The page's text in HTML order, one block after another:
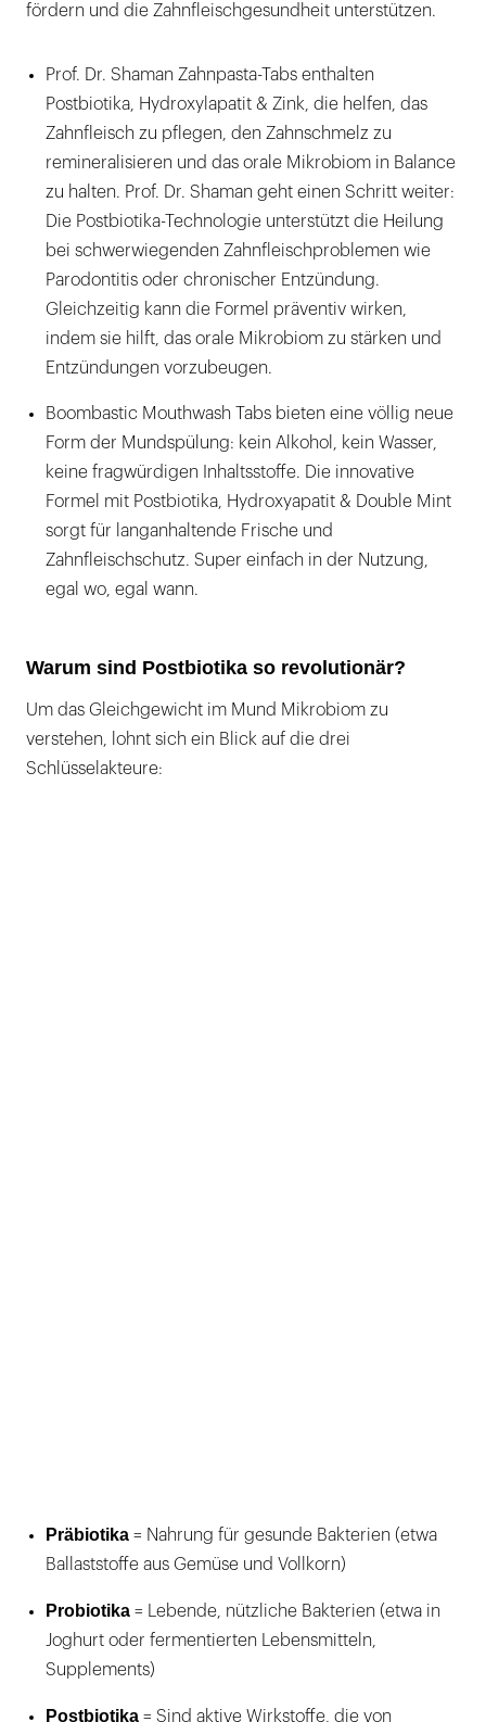
fördern und die Zahnfleischgesundheit unterstützen.
Prof. Dr. Shaman Zahnpasta-Tabs enthalten
Postbiotika, Hydroxylapatit & Zink, die helfen, das
Zahnfleisch zu pflegen, den Zahnschmelz zu
remineralisieren und das orale Mikrobiom in Balance
zu halten. Prof. Dr. Shaman geht einen Schritt weiter:
Die Postbiotika-Technologie unterstützt die Heilung
bei schwerwiegenden Zahnfleischproblemen wie
Parodontitis oder chronischer Entzündung.
Gleichzeitig kann die Formel präventiv wirken,
indem sie hilft, das orale Mikrobiom zu stärken und
Entzündungen vorzubeugen.
Boombastic Mouthwash Tabs bieten eine völlig neue
Form der Mundspülung: kein Alkohol, kein Wasser,
keine fragwürdigen Inhaltsstoffe. Die innovative
Formel mit Postbiotika, Hydroxyapatit & Double Mint
sorgt für langanhaltende Frische und
Zahnfleischschutz. Super einfach in der Nutzung,
egal wo, egal wann.
Warum sind Postbiotika so revolutionär?
Um das Gleichgewicht im Mund Mikrobiom zu
verstehen, lohnt sich ein Blick auf die drei
Schlüsselakteure:
Präbiotika = Nahrung für gesunde Bakterien (etwa
Ballaststoffe aus Gemüse und Vollkorn)
Probiotika = Lebende, nützliche Bakterien (etwa in
Joghurt oder fermentierten Lebensmitteln,
Supplements)
Postbiotika = Sind aktive Wirkstoffe, die von